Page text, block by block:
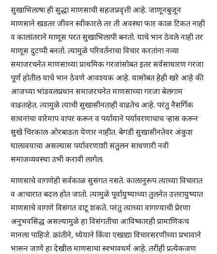
सुखाभिलाषा ही सुद्धा माणसाची सहजप्रवृत्ती आहे. जाणूनबुजून
माणसाने खडतर जीवन स्वीकारले तर ती अवस्था फार काळ टिकत नाही
व कालांतराने माणूस परत सुखाभिलापी बनतो. याचे भान ठेवले नाही तर
माणूस दुटप्पी बनतो. त्यामुळे परिवर्तनाचा विचार करतांना नव्या
समाजरचनेत माणसाच्या प्राथमिक गरजांसोबत इतर सर्वसाधारण गरजा
पूर्ण होतील याचे भान ठेवणे आवश्यक आहे. यासोबत हेही खरे आहे की
आजच्या भांडवलप्रधान समाजरचनेत माणसाच्या गरजा बेलगाम
वाढताहेत. त्यामुळे त्याची सुखासीनताही वाढतेच आहे. परंतु नैसर्गिक
साधनांचा वारेमाप वापर करून व पर्यायाने पर्यावरणाचाच ऱ्हास करून
सुखे चिरकाल ओरबाडता येणार नाहीत. बेगडी सुखासीनतेवर अंकुश
घालावयाचा असल्यास पर्यावरणाशी संतुलन साधणारी नवी
समाजव्यवस्था उभी करावी लागेल.
माणसाचे वागणेही सर्वकाळ सुसंगत नसते. कालानुरूप त्याच्या विचारात
व आचारात बदल होत जातो. त्यामुळे पूर्वायुष्याच्या तुलनेत उत्तरायुष्यात
माणसाचे वागणे विसंगत वाटू शकते. परंतु त्याच्या वागण्याची प्रेरणा
अनुभवसिद्ध असल्यामुळे हा विसंगतीचा आविष्कारही प्रामाणिकच
मानला पाहिजे. क्रांतीने, ध्येयाने किंवा एखाद्या विचारसरणीच्या प्रभावाने
भारून जाणे हा देखील माणसाचा स्वभावधर्म आहे. तरीही प्रत्येकजण